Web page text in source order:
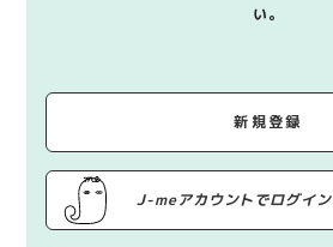
い。
新規登録
J-meアカウントでログイン